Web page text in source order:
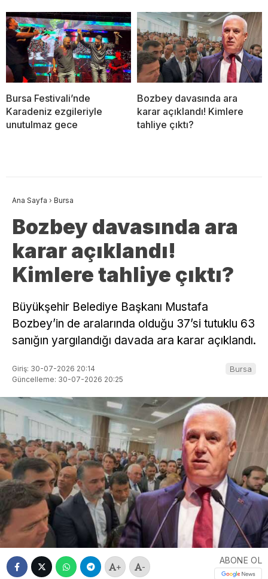
Bursa Festivali’nde
Karadeniz ezgileriyle
unutulmaz gece
Bozbey davasında ara
karar açıklandı! Kimlere
tahliye çıktı?
Ana Sayfa › Bursa
Bozbey davasında ara
karar açıklandı!
Kimlere tahliye çıktı?
Büyükşehir Belediye Başkanı Mustafa
Bozbey’in de aralarında olduğu 37’si tutuklu 63
sanığın yargılandığı davada ara karar açıklandı.
Giriş: 30-07-2026 20:14
Güncelleme: 30-07-2026 20:25
Bursa
+ -
ABONE OL